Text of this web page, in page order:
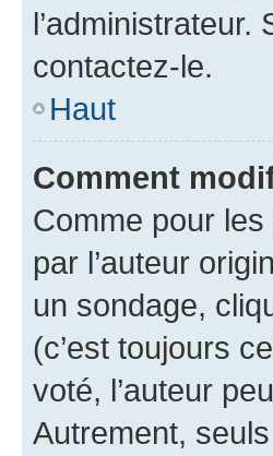
l’administrateur.
contactez-le.
Haut
Comment
Comme pour
par l’auteur
un sondage,
(c’est toujours
voté, l’auteur
Autrement,